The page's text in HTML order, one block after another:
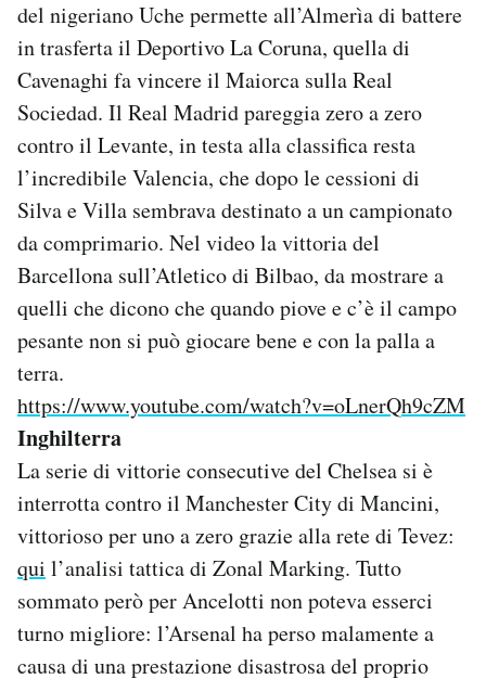
del nigeriano Uche permette all’Almerìa di battere
in trasferta il Deportivo La Coruna, quella di
Cavenaghi fa vincere il Maiorca sulla Real
Sociedad. Il Real Madrid pareggia zero a zero
contro il Levante, in testa alla classifica resta
l’incredibile Valencia, che dopo le cessioni di
Silva e Villa sembrava destinato a un campionato
da comprimario. Nel video la vittoria del
Barcellona sull’Atletico di Bilbao, da mostrare a
quelli che dicono che quando piove e c’è il campo
pesante non si può giocare bene e con la palla a
terra.
https://www.youtube.com/watch?v=oLnerQh9cZM
Inghilterra
La serie di vittorie consecutive del Chelsea si è
interrotta contro il Manchester City di Mancini,
vittorioso per uno a zero grazie alla rete di Tevez:
qui l’analisi tattica di Zonal Marking. Tutto
sommato però per Ancelotti non poteva esserci
turno migliore: l’Arsenal ha perso malamente a
causa di una prestazione disastrosa del proprio